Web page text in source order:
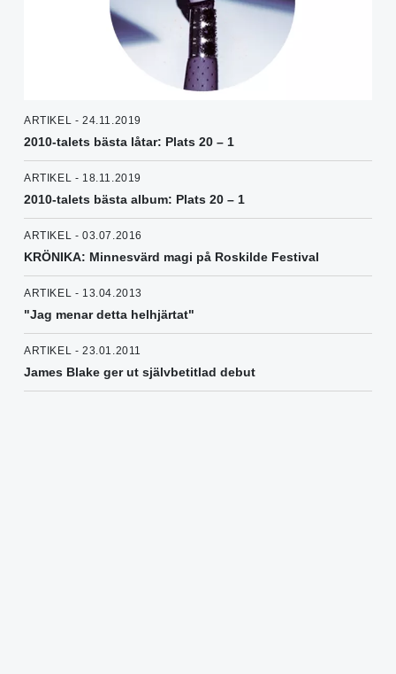
ARTIKEL - 24.11.2019
2010-talets bästa låtar: Plats 20 – 1
ARTIKEL - 18.11.2019
2010-talets bästa album: Plats 20 – 1
ARTIKEL - 03.07.2016
KRÖNIKA: Minnesvärd magi på Roskilde Festival
ARTIKEL - 13.04.2013
"Jag menar detta helhjärtat"
ARTIKEL - 23.01.2011
James Blake ger ut självbetitlad debut